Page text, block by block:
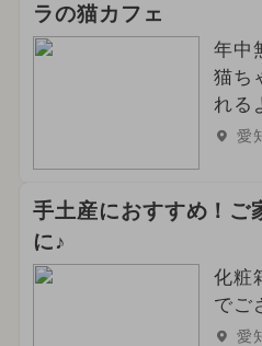
ラの猫カフェ
年中
猫ち
れる
愛
手土産におすすめ！ご
に♪
化粧
でご
愛